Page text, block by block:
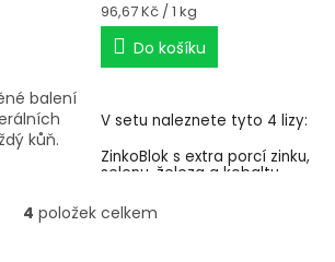
balení
kůň.
Měrná
cena:
96,67 Kč / 1 kg
Do košíku
V setu naleznete tyto 4 lizy:
ZinkoBlok s extra porcí zinku,
selenu, železa a kobaltu
O
4 položek celkem